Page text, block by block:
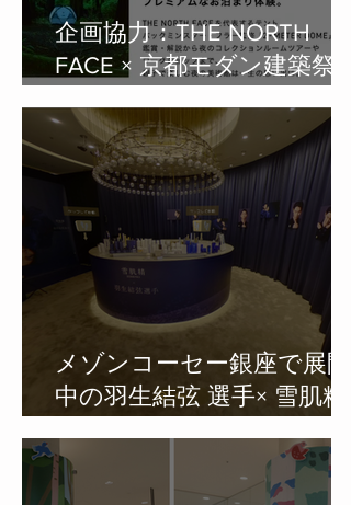
企画協力：THE NORTH
FACE × 京都モダン建築祭連
ろう2023 ＠ 京都市京セラ
美術館」
メゾンコーセー銀座で展開
中の羽生結弦 選手× 雪肌精